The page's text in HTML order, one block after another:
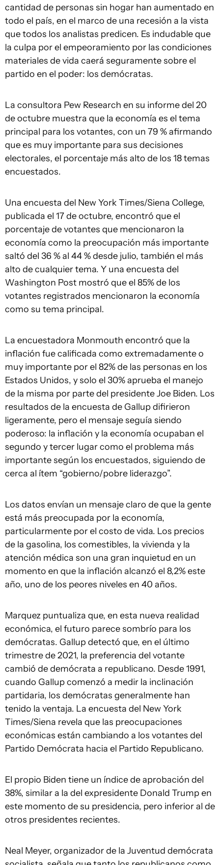
cantidad de personas sin hogar han aumentado en
todo el país, en el marco de una recesión a la vista
que todos los analistas predicen. Es indudable que
la culpa por el empeoramiento por las condiciones
materiales de vida caerá seguramente sobre el
partido en el poder: los demócratas.
La consultora Pew Research en su informe del 20
de octubre muestra que la economía es el tema
principal para los votantes, con un 79 % afirmando
que es muy importante para sus decisiones
electorales, el porcentaje más alto de los 18 temas
encuestados.
Una encuesta del New York Times/Siena College,
publicada el 17 de octubre, encontró que el
porcentaje de votantes que mencionaron la
economía como la preocupación más importante
saltó del 36 % al 44 % desde julio, también el más
alto de cualquier tema. Y una encuesta del
Washington Post mostró que el 85% de los
votantes registrados mencionaron la economía
como su tema principal.
La encuestadora Monmouth encontró que la
inflación fue calificada como extremadamente o
muy importante por el 82% de las personas en los
Estados Unidos, y solo el 30% aprueba el manejo
de la misma por parte del presidente Joe Biden. Los
resultados de la encuesta de Gallup difirieron
ligeramente, pero el mensaje seguía siendo
poderoso: la inflación y la economía ocupaban el
segundo y tercer lugar como el problema más
importante según los encuestados, siguiendo de
cerca al ítem “gobierno/pobre liderazgo”.
Los datos envían un mensaje claro de que la gente
está más preocupada por la economía,
particularmente por el costo de vida. Los precios
de la gasolina, los comestibles, la vivienda y la
atención médica son una gran inquietud en un
momento en que la inflación alcanzó el 8,2% este
año, uno de los peores niveles en 40 años.
Marquez puntualiza que, en esta nueva realidad
económica, el futuro parece sombrío para los
demócratas. Gallup detectó que, en el último
trimestre de 2021, la preferencia del votante
cambió de demócrata a republicano. Desde 1991,
cuando Gallup comenzó a medir la inclinación
partidaria, los demócratas generalmente han
tenido la ventaja. La encuesta del New York
Times/Siena revela que las preocupaciones
económicas están cambiando a los votantes del
Partido Demócrata hacia el Partido Republicano.
El propio Biden tiene un índice de aprobación del
38%, similar a la del expresidente Donald Trump en
este momento de su presidencia, pero inferior al de
otros presidentes recientes.
Neal Meyer, organizador de la Juventud demócrata